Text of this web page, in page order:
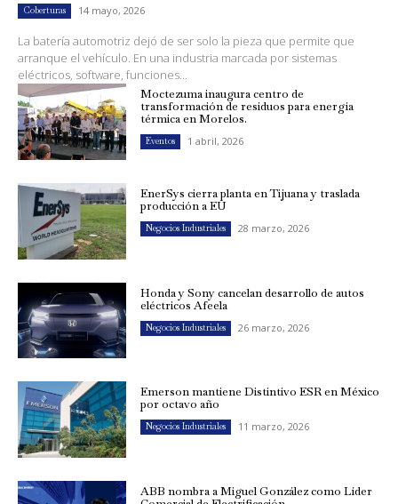
Coberturas 14 mayo, 2026
La batería automotriz dejó de ser solo la pieza que permite que
arranque el vehículo. En una industria marcada por sistemas
eléctricos, software, funciones...
Moctezuma inaugura centro de
transformación de residuos para energía
térmica en Morelos.
Eventos 1 abril, 2026
EnerSys cierra planta en Tijuana y traslada
producción a EU
Negocios Industriales 28 marzo, 2026
Honda y Sony cancelan desarrollo de autos
eléctricos Afeela
Negocios Industriales 26 marzo, 2026
Emerson mantiene Distintivo ESR en México
por octavo año
Negocios Industriales 11 marzo, 2026
ABB nombra a Miguel González como Líder